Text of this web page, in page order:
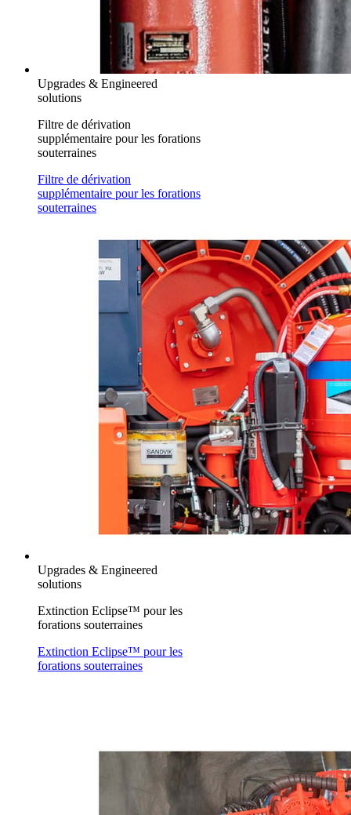
Upgrades & Engineered
solutions
Filtre de dérivation
supplémentaire pour les forations
souterraines
Filtre de dérivation
supplémentaire pour les forations
souterraines
Upgrades & Engineered
solutions
Extinction Eclipse™ pour les
forations souterraines
Extinction Eclipse™ pour les
forations souterraines